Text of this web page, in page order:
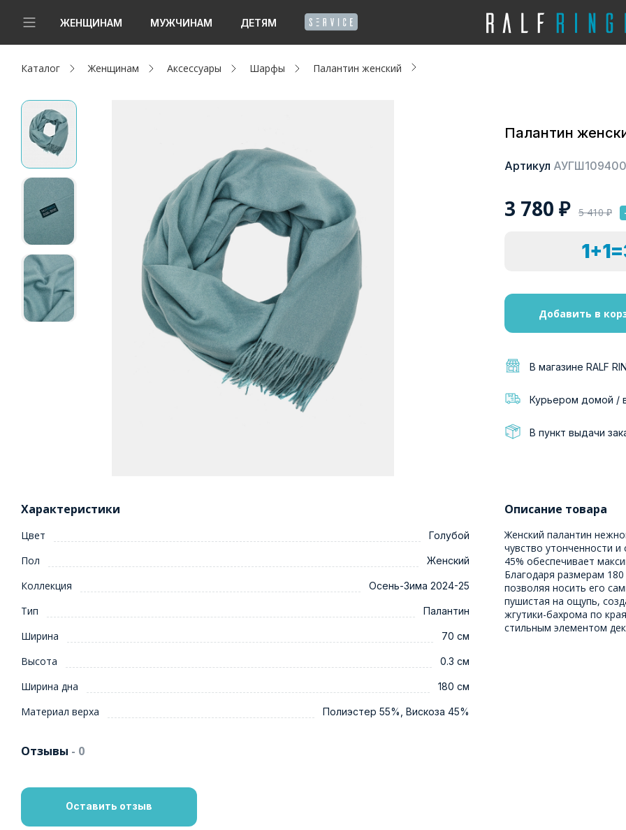
ЖЕНЩИНАМ МУЖЧИНАМ ДЕТЯМ
Новинки
Женщинам
Мужчинам
Детям
Капсула
Аутлет
Акции / Новости
Адреса магазинов
Каталог Женщинам Аксессуары Шарфы Палантин женский
Палантин
Артикул АУГШ109400
3 780 ₽ 5 410₽
Добавить в
В магазине RALF
Курьером домой /
В пункт выдачи
Характеристики
Цвет Голубой
Пол Женский
Коллекция Осень-Зима 2024-25
Тип Палантин
Ширина 70 см
Высота 0.3 см
Ширина дна 180 см
Материал верха Полиэстер 55%, Вискоза 45%
Описание товара
Женский палантин
чувство утонченности и
45% обеспечивает
Благодаря размерам
позволяя носить его
пушистая на ощупь,
жгутики-бахрома по
стильным элементом
Отзывы - 0
Оставить отзыв